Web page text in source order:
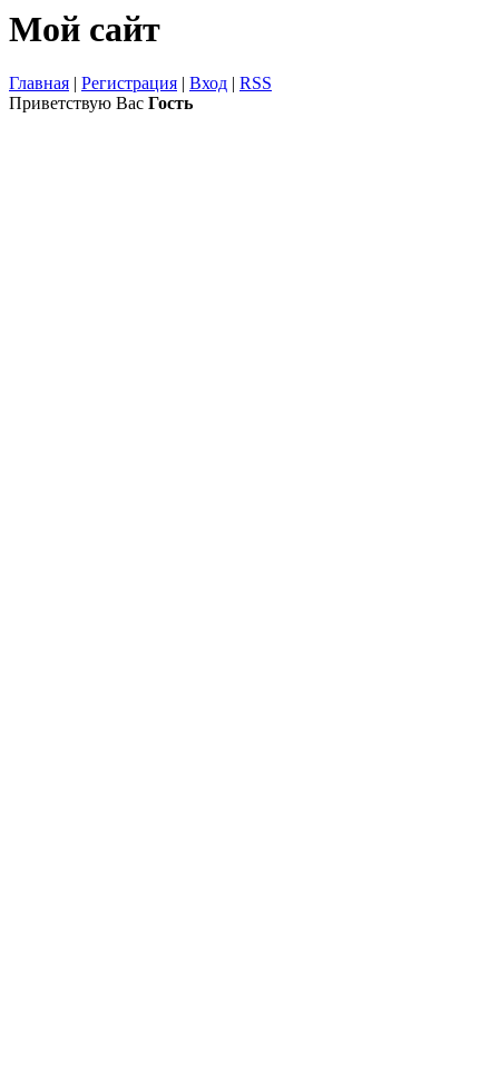
Мой сайт
Главная | Регистрация | Вход | RSS
Приветствую Вас Гость